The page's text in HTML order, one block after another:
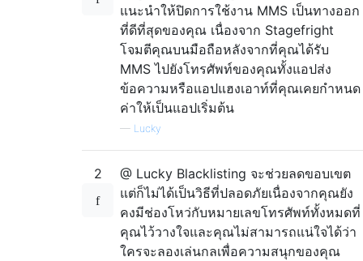
แนะนำให้ปิดการใช้งาน MMS เป็นทางออก
ที่ดีที่สุดของคุณ เนื่องจาก Stagefright
โจมตีคุณบนมือถือหลังจากที่คุณได้รับ
MMS ไปยังโทรศัพท์ของคุณทั้งแอปส่ง
ข้อความหรือแอปแฮงเอาท์ที่คุณเคยกำหนด
ค่าให้เป็นแอปเริ่มต้น
— Lucky
2
@ Lucky Blacklisting จะช่วยลดขอบเขต
แต่ก็ไม่ได้เป็นวิธีที่ปลอดภัยเนื่องจากคุณยัง
คงมีช่องโหว่กับหมายเลขโทรศัพท์ทั้งหมดที่
คุณไว้วางใจและคุณไม่สามารถแน่ใจได้ว่า
ใครจะลองเล่นกลเพื่อความสนุกของคุณ